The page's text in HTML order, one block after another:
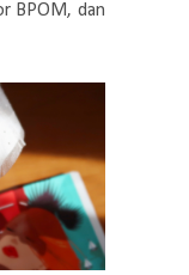
BPOM, dan